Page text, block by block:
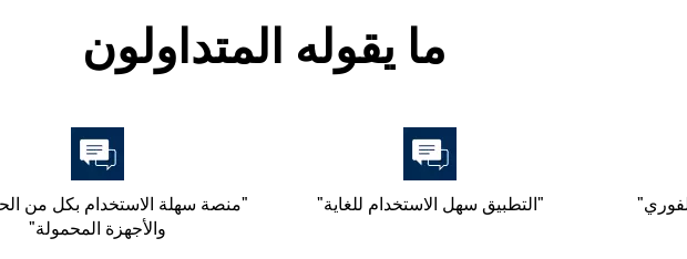
ما يقوله المتداولون
"التطبيق سهل الاستخدام للغاية"
"منصة سهلة الاستخدام بكل من
والأجهزة المحمولة"